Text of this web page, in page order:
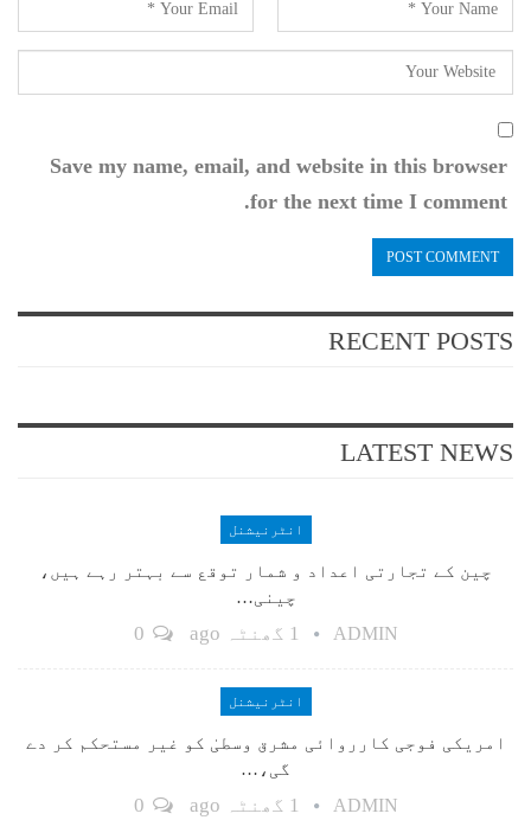
Save my name, email, and website in this browser
for the next time I comment.
RECENT POSTS
LATEST NEWS
انٹرنیشنل
چین کے تجارتی اعداد و شمار توقع سے بہتر رہے ہیں،
چینی…
ADMIN 1 گھنٹہ ago
انٹرنیشنل
امریکی فوجی کارروائی مشرق وسطیٰ کو غیر مستحکم کر دے
گی،…
ADMIN 1 گھنٹہ ago